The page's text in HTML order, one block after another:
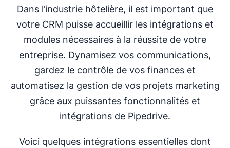
Dans l’industrie hôtelière, il est important que
votre CRM puisse accueillir les intégrations et
modules nécessaires à la réussite de votre
entreprise. Dynamisez vos communications,
gardez le contrôle de vos finances et
automatisez la gestion de vos projets marketing
grâce aux puissantes fonctionnalités et
intégrations de Pipedrive.
Voici quelques intégrations essentielles dont